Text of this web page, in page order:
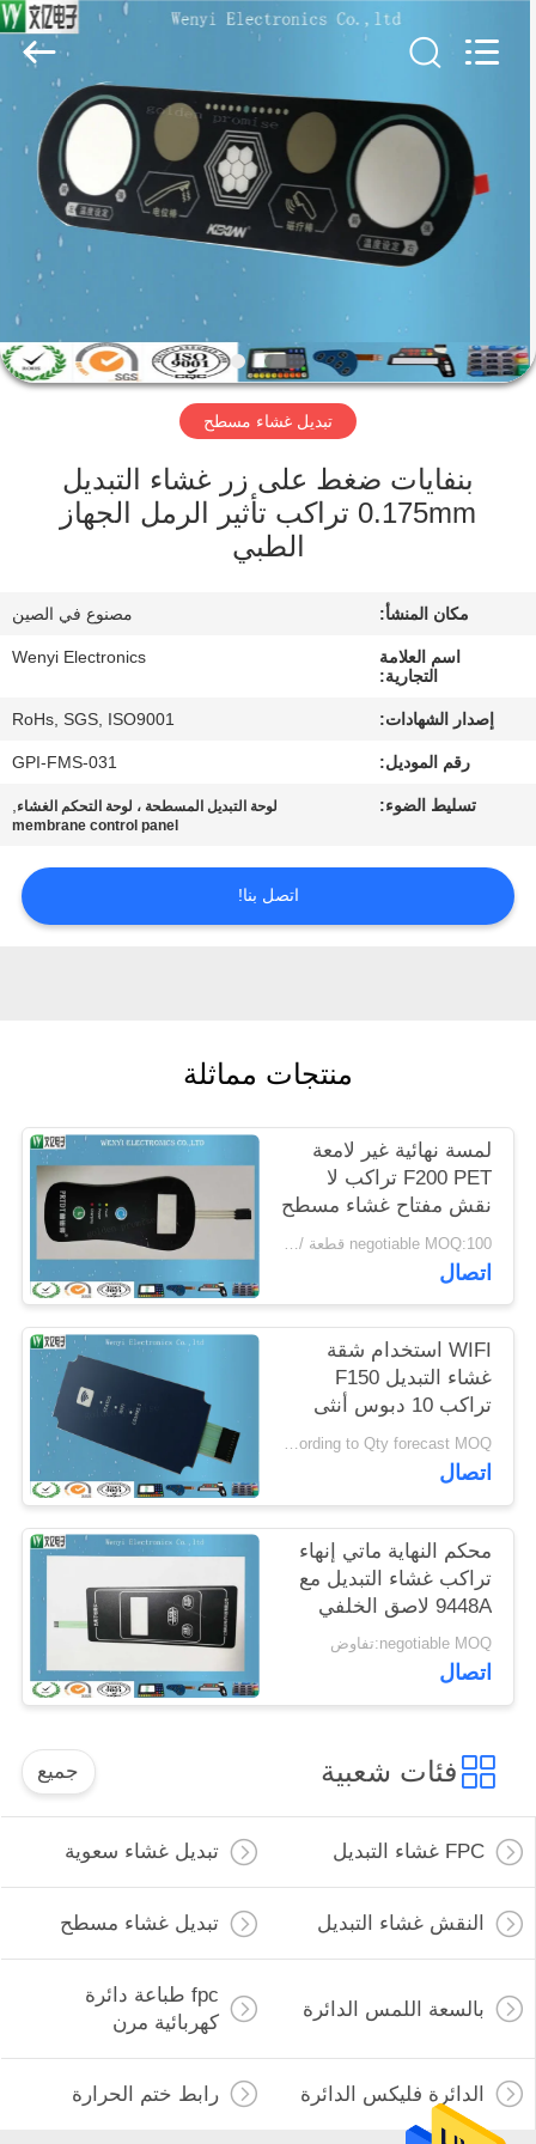
الصفحة
الرئيسية
منتجات
عنا
المعمل
مراقبة
اتصل
اقتباس
Technology
تبديل غشاء مسطح
بنفايات ضغط على زر غشاء التبديل
0.175mm تراكب تأثير الرمل الجهاز
الطبي
مكان المنشأ: مصنوع في الصين
اسم العلامة
التجارية:
Wenyi Electronics
إصدار الشهادات: RoHs, SGS, ISO9001
رقم الموديل: GPI-FMS-031
تسليط الضوء: لوحة التبديل المسطحة ، لوحة التحكم الغشاء,
membrane control panel
اتصل بنا!
منتجات مماثلة
لمسة نهائية غير لامعة
F200 PET تراكب لا
نقش مفتاح غشاء مسطح
negotiable MOQ:100 قطعة / الوحدة
اتصال
WIFI استخدام شقة
غشاء التبديل F150
تراكب 10 دبوس أنثى
موصل 3M468MP
Negotiable according to Qty forecast MOQ:قابل للتفاوض
اتصال
محكم النهاية ماتي إنهاء
تراكب غشاء التبديل مع
9448A لاصق الخلفي
negotiable MOQ:تفاوض
اتصال
فئات شعبية جميع
FPC غشاء التبديل تبديل غشاء سعوية
النقش غشاء التبديل تبديل غشاء مسطح
بالسعة اللمس الدائرة
fpc طباعة دائرة
كهربائية مرن
الدائرة فليكس الدائرة رابط ختم الحرارة